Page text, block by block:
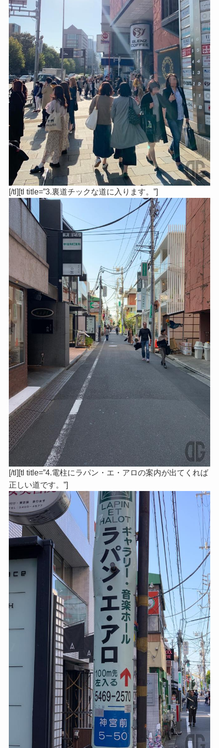
[/tl][tl title=”3.裏道チックな道に入ります。”]
[/tl][tl title=”4.電柱にラパン・エ・アロの案内が出てくれば
正しい道です。”]